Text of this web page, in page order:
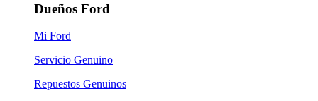
Dueños Ford
Mi Ford
Servicio Genuino
Repuestos Genuinos